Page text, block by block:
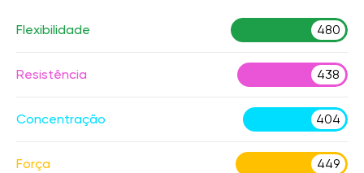
Flexibilidade 480
Resistência 438
Concentração 404
Força 449